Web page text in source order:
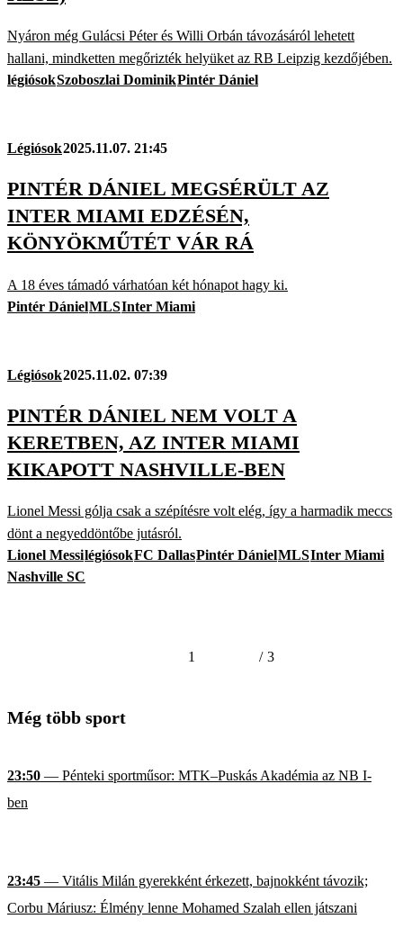
Nyáron még Gulácsi Péter és Willi Orbán távozásáról lehetett
hallani, mindketten megőrizték helyüket az RB Leipzig kezdőjében.
légiósokSzoboszlai DominikPintér Dániel
Légiósok2025.11.07. 21:45
PINTÉR DÁNIEL MEGSÉRÜLT AZ
INTER MIAMI EDZÉSÉN,
KÖNYÖKMŰTÉT VÁR RÁ
A 18 éves támadó várhatóan két hónapot hagy ki.
Pintér DánielMLSInter Miami
Légiósok2025.11.02. 07:39
PINTÉR DÁNIEL NEM VOLT A
KERETBEN, AZ INTER MIAMI
KIKAPOTT NASHVILLE-BEN
Lionel Messi gólja csak a szépítésre volt elég, így a harmadik meccs
dönt a negyeddöntőbe jutásról.
Lionel MessilégiósokFC DallasPintér DánielMLSInter Miami
Nashville SC
1 / 3
Még több sport
23:50 — Pénteki sportműsor: MTK–Puskás Akadémia az NB I-
ben
23:45 — Vitális Milán gyerekként érkezett, bajnokként távozik;
Corbu Máriusz: Élmény lenne Mohamed Szalah ellen játszani